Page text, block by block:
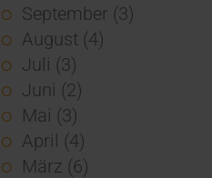
September (3)
August (4)
Juli (3)
Juni (2)
Mai (3)
April (4)
März (6)